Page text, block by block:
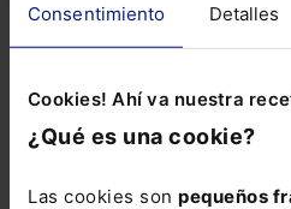
Consentimiento Detalles
Cookies! Ahí va nuestra
¿Qué es una cookie?
Las cookies son pequeños
LEY DE RESIDUOS Y SUELOS
PERMISO MATERNIDAD
REGLAMENTO GENERAL DE